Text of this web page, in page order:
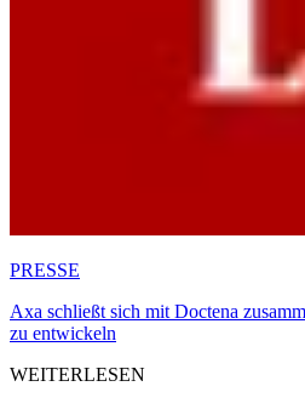
PRESSE
Axa schließt sich mit Doctena
zu entwickeln
WEITERLESEN